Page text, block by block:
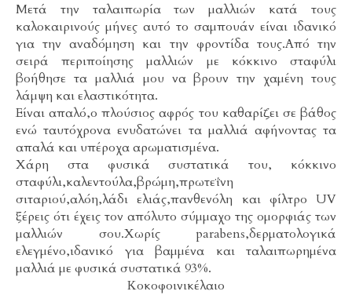
Μετά την ταλαιπωρία των μαλλιών κατά τους
καλοκαιρινούς μήνες αυτό το σαμπουάν είναι ιδανικό
για την αναδόμηση και την φροντίδα τους.Από την
σειρά περιποίησης μαλλιών με κόκκινο σταφύλι
βοήθησε τα μαλλιά μου να βρουν την χαμένη τους
λάμψη και ελαστικότητα.
Είναι απαλό,ο πλούσιος αφρός του καθαρίζει σε βάθος
ενώ ταυτόχρονα ενυδατώνει τα μαλλιά αφήνοντας τα
απαλά και υπέροχα αρωματισμένα.
Χάρη στα φυσικά συστατικά του, κόκκινο
σταφύλι,καλεντούλα,βρώμη,πρωτεΐνη
σιταριού,αλόη,λάδι ελιάς,πανθενόλη και φίλτρο UV
ξέρεις ότι έχεις τον απόλυτο σύμμαχο της ομορφιάς των
μαλλιών σου.Χωρίς parabens,δερματολογικά
ελεγμένο,ιδανικό για βαμμένα και ταλαιπωρημένα
μαλλιά με φυσικά συστατικά 93%.
Κοκοφοινικέλαιο